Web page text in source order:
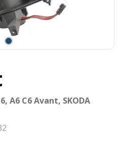
A6 C6 Avant, SKODA